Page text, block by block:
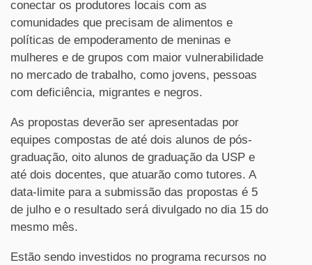
conectar os produtores locais com as
comunidades que precisam de alimentos e
políticas de empoderamento de meninas e
mulheres e de grupos com maior vulnerabilidade
no mercado de trabalho, como jovens, pessoas
com deficiência, migrantes e negros.
As propostas deverão ser apresentadas por
equipes compostas de até dois alunos de pós-
graduação, oito alunos de graduação da USP e
até dois docentes, que atuarão como tutores. A
data-limite para a submissão das propostas é 5
de julho e o resultado será divulgado no dia 15 do
mesmo mês.
Estão sendo investidos no programa recursos no